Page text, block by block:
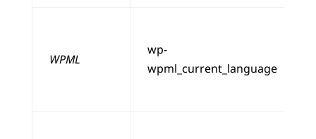
WPML
wp-
wpml_current_language